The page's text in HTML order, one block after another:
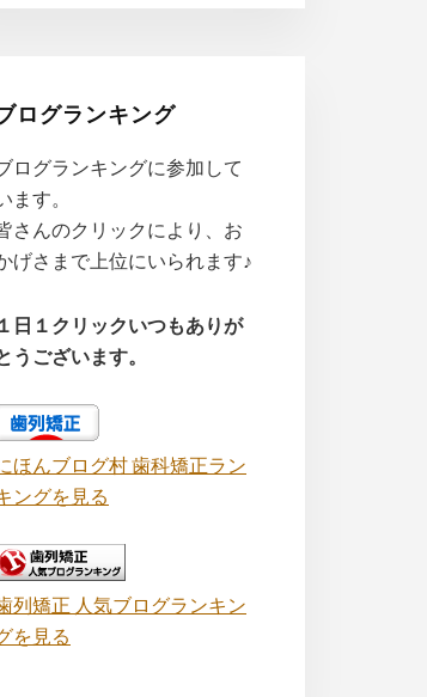
ログランキング
ログランキングに参加して
ます。
さんのクリックにより、お
げさまで上位にいられます♪
１日１クリックいつもありが
うございます。
ほんブログ村 歯科矯正ラン
ングを見る
列矯正 人気ブログランキン
を見る